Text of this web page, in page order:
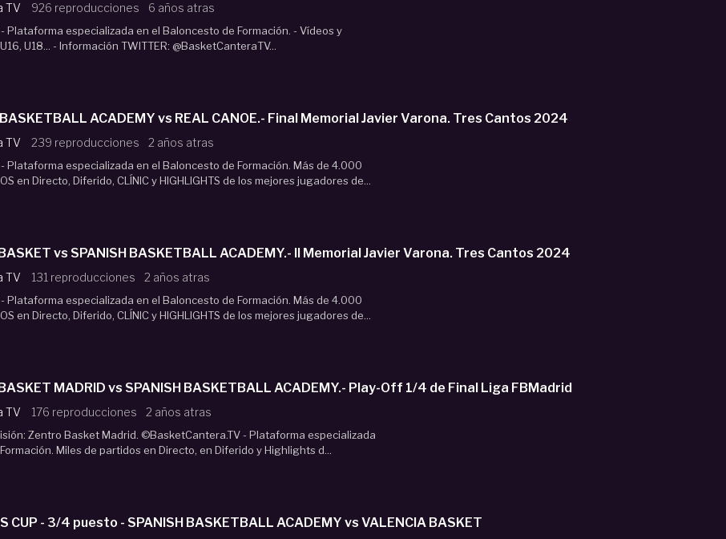
TV 926 reproducciones 6 años atras
Plataforma especializada en el Baloncesto de Formación. - Vídeos y
U18... - Información TWITTER: @BasketCanteraTV...
BASKETBALL ACADEMY vs REAL CANOE.- Final Memorial Javier Varona. Tres Cantos 2024
TV 239 reproducciones 2 años atras
Plataforma especializada en el Baloncesto de Formación. Más de 4.000
en Directo, Diferido, CLÍNIC y HIGHLIGHTS de los mejores jugadores de...
U18M. ZENTRO BASKET vs SPANISH BASKETBALL ACADEMY.- II Memorial Javier Varona. Tres Cantos 2024
TV 131 reproducciones 2 años atras
Plataforma especializada en el Baloncesto de Formación. Más de 4.000
en Directo, Diferido, CLÍNIC y HIGHLIGHTS de los mejores jugadores de...
BASKET MADRID vs SPANISH BASKETBALL ACADEMY.- Play-Off 1/4 de Final Liga FBMadrid
TV 176 reproducciones 2 años atras
Zentro Basket Madrid. ©BasketCantera.TV - Plataforma especializada
Miles de partidos en Directo, en Diferido y Highlights d...
CUP - 3/4 puesto - SPANISH BASKETBALL ACADEMY vs VALENCIA BASKET